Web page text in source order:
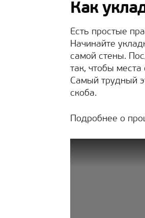
Как
Есть простые
Начинайте
самой стены.
так, чтобы
Самый трудный
скоба.
Подробнее о